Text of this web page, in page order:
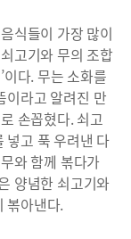
식들이 가장 많이
고기와 무의 조합
이다. 무는 소화를
이라고 알려진 만
손꼽혔다. 쇠고
넣고 푹 우려낸 다
와 함께 볶다가
양념한 쇠고기와
볶아낸다.